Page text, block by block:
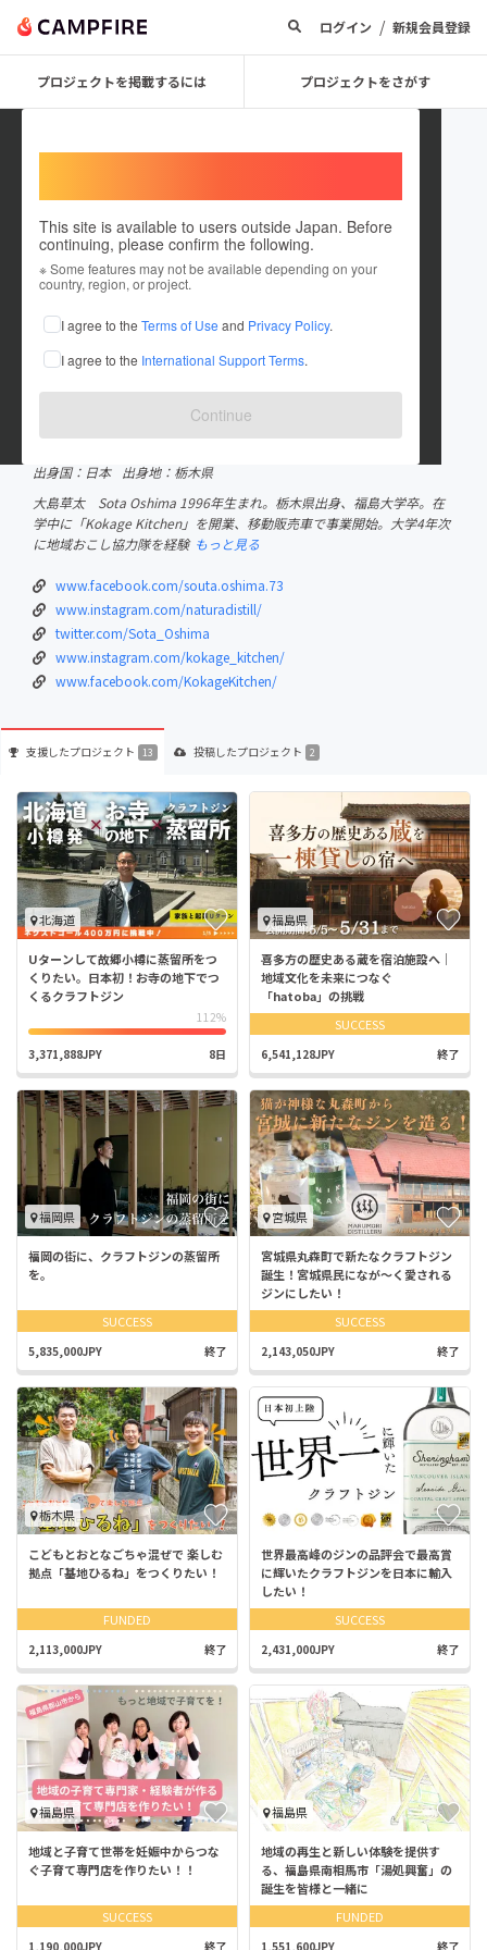
ログイン / 新規会員登録
プロジェクトを掲載するには プロジェクトをさがす
This site is available to users outside Japan. Before
continuing, please confirm the following.
※ Some features may not be available depending on your
country, region, or project.
I agree to the Terms of Use and Privacy Policy.
I agree to the International Support Terms.
Continue
Sota Oshima
これまでに13回支援して2件のプロジェクトを投稿しています
CAMPFIREクラウドファンディングアワード受賞履歴
出身国：日本
出身地：栃木県
大島草太 Sota Oshima 1996年生まれ。栃木県出身、福島大学卒。在
学中に「Kokage Kitchen」を開業、移動販売車で事業開始。大学4年次
に地域おこし協力隊を経験 もっと見る
www.facebook.com/souta.oshima.73
www.instagram.com/naturadistill/
twitter.com/Sota_Oshima
www.instagram.com/kokage_kitchen/
www.facebook.com/KokageKitchen/
支援したプロジェクト 13 投稿したプロジェクト 2
北海道
Uターンして故郷小樽に蒸留所をつ
くりたい。日本初！お寺の地下でつ
くるクラフトジン
112%
3,371,888JPY 8日
福島県
喜多方の歴史ある蔵を宿泊施設へ｜
地域文化を未来につなぐ
「hatoba」の挑戦
SUCCESS
6,541,128JPY 終了
福岡県
福岡の街に、クラフトジンの蒸留所
を。
SUCCESS
5,835,000JPY 終了
宮城県
宮城県丸森町で新たなクラフトジン
誕生！宮城県民になが～く愛される
ジンにしたい！
SUCCESS
2,143,050JPY 終了
栃木県
こどもとおとなごちゃ混ぜで 楽しむ
拠点「基地ひるね」をつくりたい！
FUNDED
2,113,000JPY 終了
世界最高峰のジンの品評会で最高賞
に輝いたクラフトジンを日本に輸入
したい！
SUCCESS
2,431,000JPY 終了
福島県
地域と子育て世帯を妊娠中からつな
ぐ子育て専門店を作りたい！！
SUCCESS
1,190,000JPY 終了
福島県
地域の再生と新しい体験を提供す
る、福島県南相馬市「湯処興奮」の
誕生を皆様と一緒に
FUNDED
1,551,600JPY 終了